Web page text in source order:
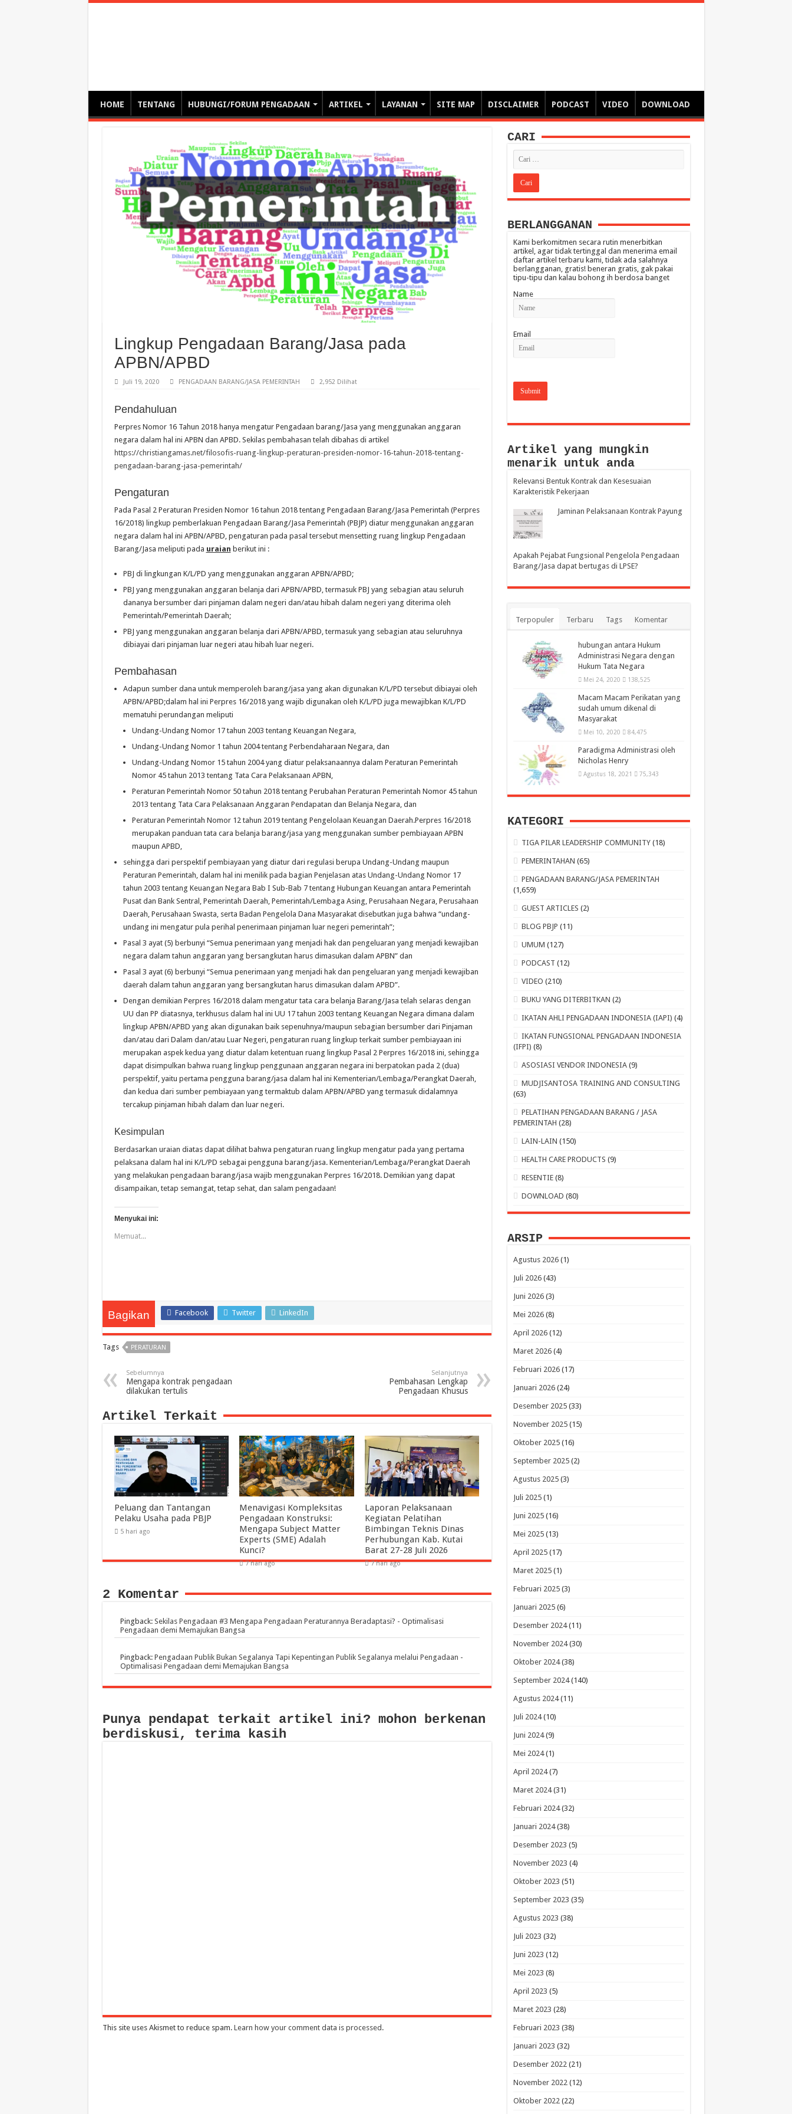
HOME TENTANG HUBUNGI/FORUM PENGADAAN ARTIKEL LAYANAN SITE MAP DISCLAIMER PODCAST VIDEO DOWNLOAD
Lingkup Pengadaan Barang/Jasa pada
APBN/APBD
Juli 19, 2020 PENGADAAN BARANG/JASA PEMERINTAH 2,952 Dilihat
Pendahuluan
Perpres Nomor 16 Tahun 2018 hanya mengatur Pengadaan barang/Jasa yang menggunakan anggaran
negara dalam hal ini APBN dan APBD. Sekilas pembahasan telah dibahas di artikel
https://christiangamas.net/filosofis-ruang-lingkup-peraturan-presiden-nomor-16-tahun-2018-tentang-
pengadaan-barang-jasa-pemerintah/
Pengaturan
Pada Pasal 2 Peraturan Presiden Nomor 16 tahun 2018 tentang Pengadaan Barang/Jasa Pemerintah (Perpres
16/2018) lingkup pemberlakuan Pengadaan Barang/Jasa Pemerintah (PBJP) diatur menggunakan anggaran
negara dalam hal ini APBN/APBD, pengaturan pada pasal tersebut mensetting ruang lingkup Pengadaan
Barang/Jasa meliputi pada uraian berikut ini :
PBJ di lingkungan K/L/PD yang menggunakan anggaran APBN/APBD;
PBJ yang menggunakan anggaran belanja dari APBN/APBD, termasuk PBJ yang sebagian atau seluruh
dananya bersumber dari pinjaman dalam negeri dan/atau hibah dalam negeri yang diterima oleh
Pemerintah/Pemerintah Daerah;
PBJ yang menggunakan anggaran belanja dari APBN/APBD, termasuk yang sebagian atau seluruhnya
dibiayai dari pinjaman luar negeri atau hibah luar negeri.
Pembahasan
Adapun sumber dana untuk memperoleh barang/jasa yang akan digunakan K/L/PD tersebut dibiayai oleh
APBN/APBD;dalam hal ini Perpres 16/2018 yang wajib digunakan oleh K/L/PD juga mewajibkan K/L/PD
mematuhi perundangan meliputi
Undang-Undang Nomor 17 tahun 2003 tentang Keuangan Negara,
Undang-Undang Nomor 1 tahun 2004 tentang Perbendaharaan Negara, dan
Undang-Undang Nomor 15 tahun 2004 yang diatur pelaksanaannya dalam Peraturan Pemerintah
Nomor 45 tahun 2013 tentang Tata Cara Pelaksanaan APBN,
Peraturan Pemerintah Nomor 50 tahun 2018 tentang Perubahan Peraturan Pemerintah Nomor 45 tahun
2013 tentang Tata Cara Pelaksanaan Anggaran Pendapatan dan Belanja Negara, dan
Peraturan Pemerintah Nomor 12 tahun 2019 tentang Pengelolaan Keuangan Daerah.Perpres 16/2018
merupakan panduan tata cara belanja barang/jasa yang menggunakan sumber pembiayaan APBN
maupun APBD,
sehingga dari perspektif pembiayaan yang diatur dari regulasi berupa Undang-Undang maupun
Peraturan Pemerintah, dalam hal ini menilik pada bagian Penjelasan atas Undang-Undang Nomor 17
tahun 2003 tentang Keuangan Negara Bab I Sub-Bab 7 tentang Hubungan Keuangan antara Pemerintah
Pusat dan Bank Sentral, Pemerintah Daerah, Pemerintah/Lembaga Asing, Perusahaan Negara, Perusahaan
Daerah, Perusahaan Swasta, serta Badan Pengelola Dana Masyarakat disebutkan juga bahwa “undang-
undang ini mengatur pula perihal penerimaan pinjaman luar negeri pemerintah”;
Pasal 3 ayat (5) berbunyi “Semua penerimaan yang menjadi hak dan pengeluaran yang menjadi kewajiban
negara dalam tahun anggaran yang bersangkutan harus dimasukan dalam APBN” dan
Pasal 3 ayat (6) berbunyi “Semua penerimaan yang menjadi hak dan pengeluaran yang menjadi kewajiban
daerah dalam tahun anggaran yang bersangkutan harus dimasukan dalam APBD”.
Dengan demikian Perpres 16/2018 dalam mengatur tata cara belanja Barang/Jasa telah selaras dengan
UU dan PP diatasnya, terkhusus dalam hal ini UU 17 tahun 2003 tentang Keuangan Negara dimana dalam
lingkup APBN/APBD yang akan digunakan baik sepenuhnya/maupun sebagian bersumber dari Pinjaman
dan/atau dari Dalam dan/atau Luar Negeri, pengaturan ruang lingkup terkait sumber pembiayaan ini
merupakan aspek kedua yang diatur dalam ketentuan ruang lingkup Pasal 2 Perpres 16/2018 ini, sehingga
dapat disimpulkan bahwa ruang lingkup penggunaan anggaran negara ini berpatokan pada 2 (dua)
perspektif, yaitu pertama pengguna barang/jasa dalam hal ini Kementerian/Lembaga/Perangkat Daerah,
dan kedua dari sumber pembiayaan yang termaktub dalam APBN/APBD yang termasuk didalamnya
tercakup pinjaman hibah dalam dan luar negeri.
Kesimpulan
Berdasarkan uraian diatas dapat dilihat bahwa pengaturan ruang lingkup mengatur pada yang pertama
pelaksana dalam hal ini K/L/PD sebagai pengguna barang/jasa. Kementerian/Lembaga/Perangkat Daerah
yang melakukan pengadaan barang/jasa wajib menggunakan Perpres 16/2018. Demikian yang dapat
disampaikan, tetap semangat, tetap sehat, dan salam pengadaan!
Menyukai ini:
Memuat...
Bagikan Facebook Twitter LinkedIn
Tags PERATURAN
Sebelumnya
Mengapa kontrak pengadaan
dilakukan tertulis
Selanjutnya
Pembahasan Lengkap
Pengadaan Khusus
Artikel Terkait
Peluang dan Tantangan
Pelaku Usaha pada PBJP
5 hari ago
Menavigasi Kompleksitas
Pengadaan Konstruksi:
Mengapa Subject Matter
Experts (SME) Adalah
Kunci?
7 hari ago
Laporan Pelaksanaan
Kegiatan Pelatihan
Bimbingan Teknis Dinas
Perhubungan Kab. Kutai
Barat 27-28 Juli 2026
7 hari ago
2 Komentar
Pingback: Sekilas Pengadaan #3 Mengapa Pengadaan Peraturannya Beradaptasi? - Optimalisasi
Pengadaan demi Memajukan Bangsa
Pingback: Pengadaan Publik Bukan Segalanya Tapi Kepentingan Publik Segalanya melalui Pengadaan -
Optimalisasi Pengadaan demi Memajukan Bangsa
Punya pendapat terkait artikel ini? mohon berkenan
berdiskusi, terima kasih
This site uses Akismet to reduce spam. Learn how your comment data is processed .
CARI
BERLANGGANAN
Kami berkomitmen secara rutin menerbitkan
artikel, agar tidak tertinggal dan menerima email
daftar artikel terbaru kami, tidak ada salahnya
berlangganan, gratis! beneran gratis, gak pakai
tipu-tipu dan kalau bohong ih berdosa banget
Name
Email
Artikel yang mungkin
menarik untuk anda
Relevansi Bentuk Kontrak dan Kesesuaian
Karakteristik Pekerjaan
Jaminan Pelaksanaan Kontrak Payung
Apakah Pejabat Fungsional Pengelola Pengadaan
Barang/Jasa dapat bertugas di LPSE?
Terpopuler Terbaru Tags Komentar
hubungan antara Hukum
Administrasi Negara dengan
Hukum Tata Negara
Mei 24, 2020 138,525
Macam Macam Perikatan yang
sudah umum dikenal di
Masyarakat
Mei 10, 2020 84,475
Paradigma Administrasi oleh
Nicholas Henry
Agustus 18, 2021 75,343
KATEGORI
TIGA PILAR LEADERSHIP COMMUNITY (18)
PEMERINTAHAN (65)
PENGADAAN BARANG/JASA PEMERINTAH
(1,659)
GUEST ARTICLES (2)
BLOG PBJP (11)
UMUM (127)
PODCAST (12)
VIDEO (210)
BUKU YANG DITERBITKAN (2)
IKATAN AHLI PENGADAAN INDONESIA (IAPI) (4)
IKATAN FUNGSIONAL PENGADAAN INDONESIA
(IFPI) (8)
ASOSIASI VENDOR INDONESIA (9)
MUDJISANTOSA TRAINING AND CONSULTING
(63)
PELATIHAN PENGADAAN BARANG / JASA
PEMERINTAH (28)
LAIN-LAIN (150)
HEALTH CARE PRODUCTS (9)
RESENTIE (8)
DOWNLOAD (80)
ARSIP
Agustus 2026(1)
Juli 2026(43)
Juni 2026(3)
Mei 2026(8)
April 2026(12)
Maret 2026(4)
Februari 2026(17)
Januari 2026(24)
Desember 2025(33)
November 2025(15)
Oktober 2025(16)
September 2025(2)
Agustus 2025(3)
Juli 2025(1)
Juni 2025(16)
Mei 2025(13)
April 2025(17)
Maret 2025(1)
Februari 2025(3)
Januari 2025(6)
Desember 2024(11)
November 2024(30)
Oktober 2024(38)
September 2024(140)
Agustus 2024(11)
Juli 2024(10)
Juni 2024(9)
Mei 2024(1)
April 2024(7)
Maret 2024(31)
Februari 2024(32)
Januari 2024(38)
Desember 2023 (5)
November 2023 (4)
Oktober 2023 (51)
September 2023 (35)
Agustus 2023 (38)
Juli 2023 (32)
Juni 2023 (12)
Mei 2023 (8)
April 2023 (5)
Maret 2023 (28)
Februari 2023 (38)
Januari 2023 (32)
Desember 2022(21)
November 2022(12)
Oktober 2022(22)